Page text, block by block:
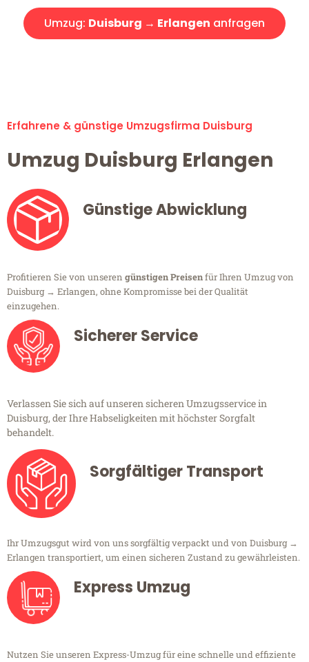
Umzug: Duisburg → Erlangen anfragen
Erfahrene & günstige Umzugsfirma Duisburg
Umzug Duisburg Erlangen
Günstige Abwicklung
Profitieren Sie von unseren günstigen Preisenfür Ihren Umzug von
Duisburg → Erlangen, ohne Kompromisse bei der Qualität
einzugehen.
Sicherer Service
Verlassen Sie sich auf unseren sicheren Umzugsservice in
Duisburg, der Ihre Habseligkeiten mit höchster Sorgfalt
behandelt.
Sorgfältiger Transport
Ihr Umzugsgut wird von uns sorgfältig verpackt und von Duisburg →
Erlangen transportiert, um einen sicheren Zustand zu gewährleisten.
Express Umzug
Nutzen Sie unseren Express-Umzug für eine schnelle und effiziente